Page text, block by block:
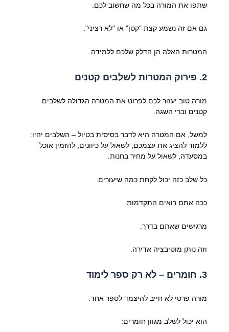
שתפו את המורה בכל מה שחשוב לכם.
גם אם זה נשמע קצת "קטן" או "לא רציני".
המטרות האלה הן הדלק שלכם ללמידה.
2. פירוק המטרות לשלבים קטנים
מורה טוב יעזור לכם לפרוט את המטרה הגדולה לשלבים
קטנים וברי השגה.
למשל, אם המטרה היא לדבר בסיסית בטיול – השלבים יהיו:
ללמוד להציג את עצמכם, לשאול על כיוונים, להזמין אוכל
במסעדה, לשאול על מחיר בחנות.
כל שלב כזה יכול לקחת כמה שיעורים.
ככה אתם רואים התקדמות.
מרגישים שאתם בדרך.
וזה נותן מוטיבציה אדירה.
3. חומרים – לא רק ספר לימוד
מורה פרטי לא חייב להיצמד לספר אחד.
הוא יכול לשלב מגוון חומרים: